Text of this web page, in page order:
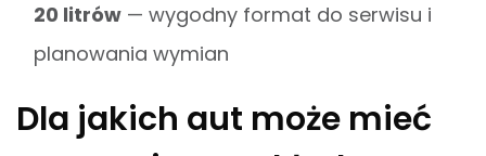
20 litrów — wygodny format do serwisu i
planowania wymian
Dla jakich aut może mieć